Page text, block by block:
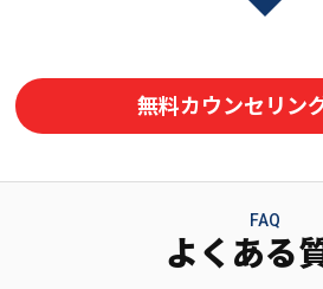
無料カウンセリン
FAQ
よくある